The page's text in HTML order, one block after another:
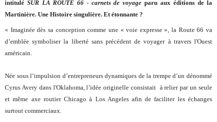
intituléSUR LA ROUTE 66 - carnets de voyage paru aux éditions de la
Martinière. Une Histoire singulière. Et étonnante ?
« Imaginée dès sa conception comme une « voie expresse », la Route 66 va
d’emblée symboliser la liberté sans précédent de voyager à travers l'Ouest
américain.
Née sous l’impulsion d’entrepreneurs dynamiques de la trempe d’un dénommé
Cyrus Avery dans l'Oklahoma, l’idée originelle consistait à relier par un seule
et même axe routier Chicago à Los Angeles afin de faciliter les échanges
surtout commerciaux.